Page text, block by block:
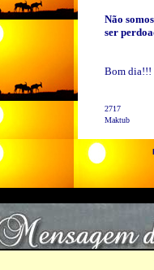
Não
ser
Bom dia!!!
2717
Maktub